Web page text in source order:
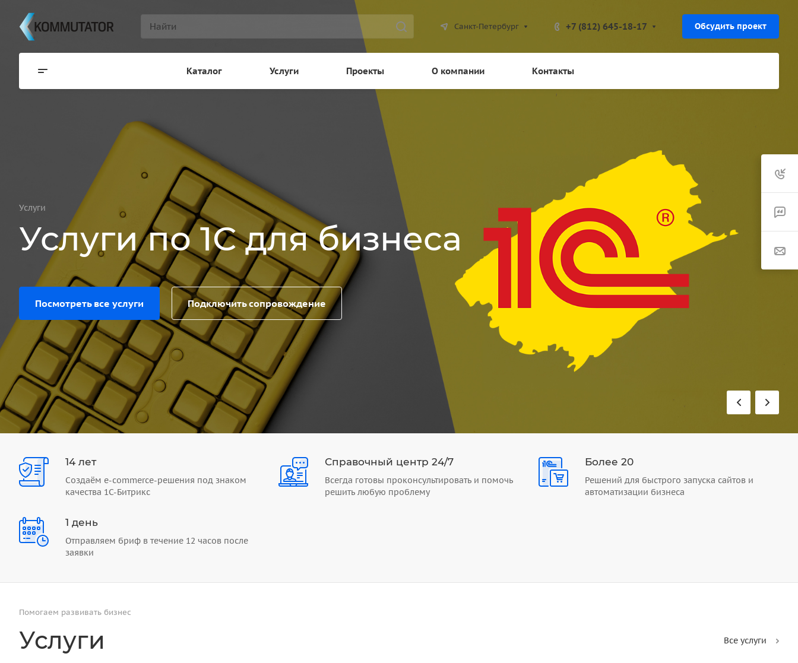
Санкт-Петербург +7 (812) 645-18-17 Обсудить проект
Каталог Услуги Проекты О компании Контакты
Услуги
Услуги по 1С для бизнеса
Посмотреть все услуги Подключить сопровождение
14 лет
Создаём e-commerce-решения под знаком
качества 1С-Битрикс
Справочный центр 24/7
Всегда готовы проконсультировать и помочь
решить любую проблему
Более 20
Решений для быстрого запуска сайтов и
автоматизации бизнеса
1 день
Отправляем бриф в течение 12 часов после
заявки
Помогаем развивать бизнес
Услуги Все услуги